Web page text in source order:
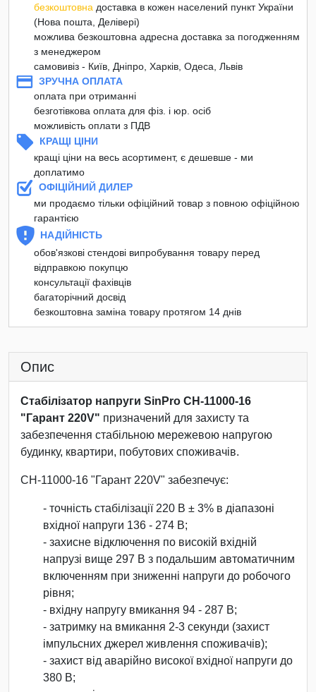
безкоштовна доставка в кожен населений пункт України
(Нова пошта, Делівері)
можлива безкоштовна адресна доставка за погодженням
з менеджером
самовивіз - Київ, Дніпро, Харків, Одеса, Львів
ЗРУЧНА ОПЛАТА
оплата при отриманні
безготівкова оплата для фіз. і юр. осіб
можливість оплати з ПДВ
КРАЩІ ЦІНИ
кращі ціни на весь асортимент, є дешевше - ми
доплатимо
ОФІЦІЙНИЙ ДИЛЕР
ми продаємо тільки офіційний товар з повною офіційною
гарантією
НАДІЙНІСТЬ
обов'язкові стендові випробування товару перед
відправкою покупцю
консультації фахівців
багаторічний досвід
безкоштовна заміна товару протягом 14 днів
Опис
Стабілізатор напруги SinPro СН-11000-16
"Гарант 220V" призначений для захисту та
забезпечення стабільною мережевою напругою
будинку, квартири, побутових споживачів.
СН-11000-16 "Гарант 220V" забезпечує:
- точність стабілізації 220 В ± 3% в діапазоні
вхідної напруги 136 - 274 В;
- захисне відключення по високій вхідній
напрузі вище 297 В з подальшим автоматичним
включенням при зниженні напруги до робочого
рівня;
- вхідну напругу вмикання 94 - 287 В;
- затримку на вмикання 2-3 секунди (захист
імпульсних джерел живлення споживачів);
- захист від аварійно високої вхідної напруги до
380 В;